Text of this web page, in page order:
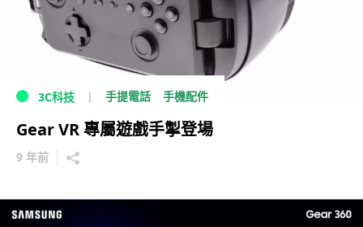
3C科技 手提電話 手機配件
Gear VR 專屬遊戲手掣登場
9 年前